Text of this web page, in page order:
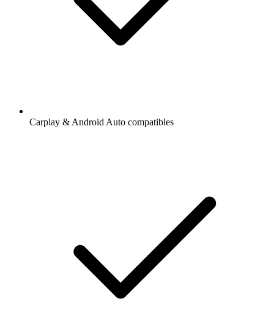
Carplay & Android Auto compatibles